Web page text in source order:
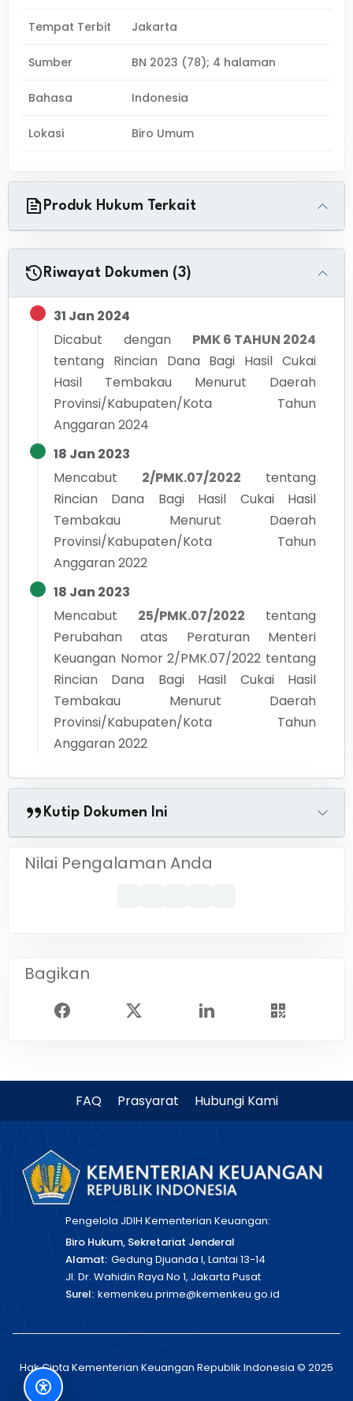
Tempat Terbit Jakarta
Sumber BN 2023 (78); 4 halaman
Bahasa Indonesia
Lokasi Biro Umum
Produk Hukum Terkait
Riwayat Dokumen (3)
31 Jan 2024
Dicabut dengan
PMK 6 TAHUN 2024
tentang Rincian Dana Bagi Hasil Cukai
Hasil Tembakau Menurut Daerah
Provinsi/Kabupaten/Kota Tahun
Anggaran 2024
18 Jan 2023
Mencabut
2/PMK.07/2022
tentang
Rincian Dana Bagi Hasil Cukai Hasil
Tembakau Menurut Daerah
Provinsi/Kabupaten/Kota Tahun
Anggaran 2022
18 Jan 2023
Mencabut
25/PMK.07/2022
tentang
Perubahan atas Peraturan Menteri
Keuangan Nomor 2/PMK.07/2022 tentang
Rincian Dana Bagi Hasil Cukai Hasil
Tembakau Menurut Daerah
Provinsi/Kabupaten/Kota Tahun
Anggaran 2022
Kutip Dokumen Ini
Nilai Pengalaman Anda
Bagikan
FAQ Prasyarat Hubungi Kami
Pengelola JDIH Kementerian Keuangan:
Biro Hukum, Sekretariat Jenderal
Alamat: Gedung Djuanda I, Lantai 13-14
Jl. Dr. Wahidin Raya No 1, Jakarta Pusat
Surel: kemenkeu.prime@kemenkeu.go.id
Hak Cipta Kementerian Keuangan Republik Indonesia © 2025